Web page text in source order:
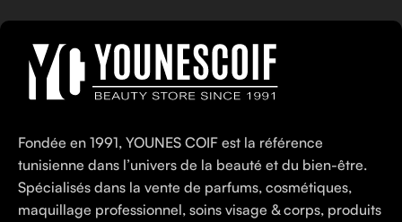
Fondée en 1991, YOUNES COIF est la référence
tunisienne dans l’univers de la beauté et du bien-être.
Spécialisés dans la vente de parfums, cosmétiques,
maquillage professionnel, soins visage & corps, produits